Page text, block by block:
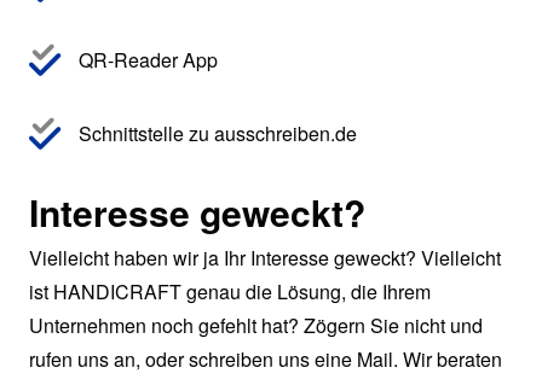
QR-Reader App
Schnittstelle zu ausschreiben.de
Interesse geweckt?
Vielleicht haben wir ja Ihr Interesse geweckt? Vielleicht
ist HANDICRAFT genau die Lösung, die Ihrem
Unternehmen noch gefehlt hat? Zögern Sie nicht und
rufen uns an, oder schreiben uns eine Mail. Wir beraten